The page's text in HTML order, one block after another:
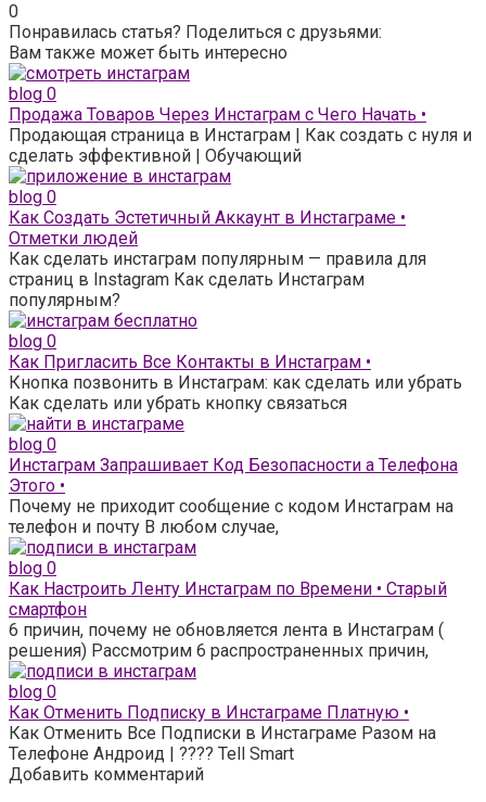
0
Понравилась статья? Поделиться с друзьями:
Вам также может быть интересно
blog 0
Продажа Товаров Через Инстаграм с Чего Начать •
Продающая страница в Инстаграм | Как создать с нуля и
сделать эффективной | Обучающий
blog 0
Как Создать Эстетичный Аккаунт в Инстаграме •
Отметки людей
Как сделать инстаграм популярным — правила для
страниц в Instagram Как сделать Инстаграм
популярным?
blog 0
Как Пригласить Все Контакты в Инстаграм •
Кнопка позвонить в Инстаграм: как сделать или убрать
Как сделать или убрать кнопку связаться
blog 0
Инстаграм Запрашивает Код Безопасности а Телефона
Этого •
Почему не приходит сообщение с кодом Инстаграм на
телефон и почту В любом случае,
blog 0
Как Настроить Ленту Инстаграм по Времени • Старый
смартфон
6 причин, почему не обновляется лента в Инстаграм (
решения) Рассмотрим 6 распространенных причин,
blog 0
Как Отменить Подписку в Инстаграме Платную •
Как Отменить Все Подписки в Инстаграме Разом на
Телефоне Андроид | ???? Tell Smart
Добавить комментарий